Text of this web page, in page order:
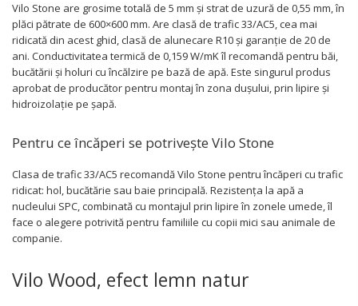
Vilo Stone are grosime totală de 5 mm și strat de uzură de 0,55 mm, în
plăci pătrate de 600×600 mm. Are clasă de trafic 33/AC5, cea mai
ridicată din acest ghid, clasă de alunecare R10 și garanție de 20 de
ani. Conductivitatea termică de 0,159 W/mK îl recomandă pentru băi,
bucătării și holuri cu încălzire pe bază de apă. Este singurul produs
aprobat de producător pentru montaj în zona dușului, prin lipire și
hidroizolație pe șapă.
Pentru ce încăperi se potrivește Vilo Stone
Clasa de trafic 33/AC5 recomandă Vilo Stone pentru încăperi cu trafic
ridicat: hol, bucătărie sau baie principală. Rezistența la apă a
nucleului SPC, combinată cu montajul prin lipire în zonele umede, îl
face o alegere potrivită pentru familiile cu copii mici sau animale de
companie.
Vilo Wood, efect lemn natur